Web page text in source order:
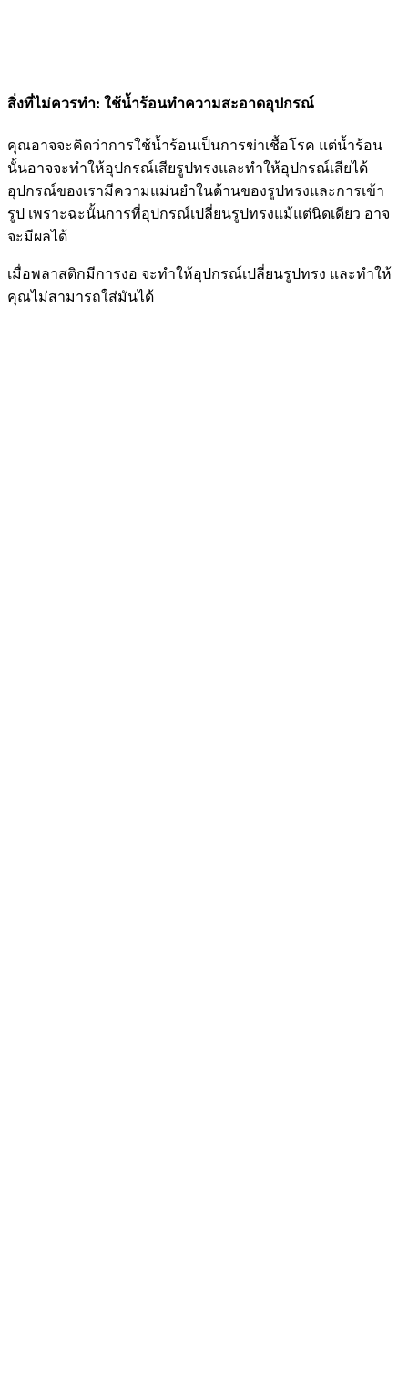
สิ่งที่ไม่ควรทำ: ใช้น้ำร้อนทำความสะอาดอุปกรณ์
คุณอาจจะคิดว่าการใช้น้ำร้อนเป็นการฆ่าเชื้อโรค แต่น้ำร้อน
นั้นอาจจะทำให้อุปกรณ์เสียรูปทรงและทำให้อุปกรณ์เสียได้
อุปกรณ์ของเรามีความแม่นยำในด้านของรูปทรงและการเข้า
รูป เพราะฉะนั้นการที่อุปกรณ์เปลี่ยนรูปทรงแม้แต่นิดเดียว อาจ
จะมีผลได้
เมื่อพลาสติกมีการงอ จะทำให้อุปกรณ์เปลี่ยนรูปทรง และทำให้
คุณไม่สามารถใส่มันได้